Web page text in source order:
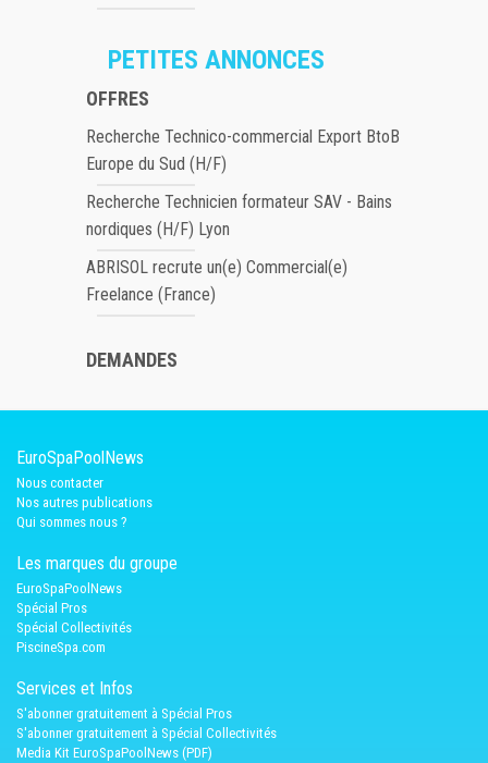
PETITES ANNONCES
OFFRES
Recherche Technico-commercial Export BtoB
Europe du Sud (H/F)
Recherche Technicien formateur SAV - Bains
nordiques (H/F) Lyon
ABRISOL recrute un(e) Commercial(e)
Freelance (France)
DEMANDES
EuroSpaPoolNews
Nous contacter
Nos autres publications
Qui sommes nous ?
Les marques du groupe
EuroSpaPoolNews
Spécial Pros
Spécial Collectivités
PiscineSpa.com
Services et Infos
S'abonner gratuitement à Spécial Pros
S'abonner gratuitement à Spécial Collectivités
Media Kit EuroSpaPoolNews (PDF)